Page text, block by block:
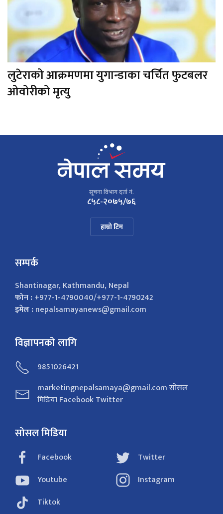
लुटेराको आक्रमणमा युगान्डाका चर्चित फुटबलर
ओवोरीको मृत्यु
सूचना विभाग दर्ता नं.
८५८-२०७५/७६
हाम्रो टिम
सम्पर्क
Shantinagar, Kathmandu, Nepal
फोन :+977-1-4790040/+977-1-4790242
इमेल :nepalsamayanews@gmail.com
विज्ञापनको लागि
9851026421
marketingnepalsamaya@gmail.com सोसल
मिडिया Facebook Twitter
सोसल मिडिया
Facebook
Twitter
Youtube
Instagram
Tiktok